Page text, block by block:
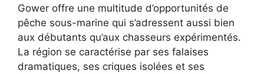
Gower offre une multitude d’opportunités de
pêche sous-marine qui s’adressent aussi bien
aux débutants qu’aux chasseurs expérimentés.
La région se caractérise par ses falaises
dramatiques, ses criques isolées et ses